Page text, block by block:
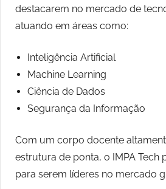
destacarem no mercado de
atuando em áreas como:
Inteligência Artificial
Machine Learning
Ciência de Dados
Segurança da Informação
Com um corpo docente
estrutura de ponta, o IMPA Tech
para serem líderes no mercado